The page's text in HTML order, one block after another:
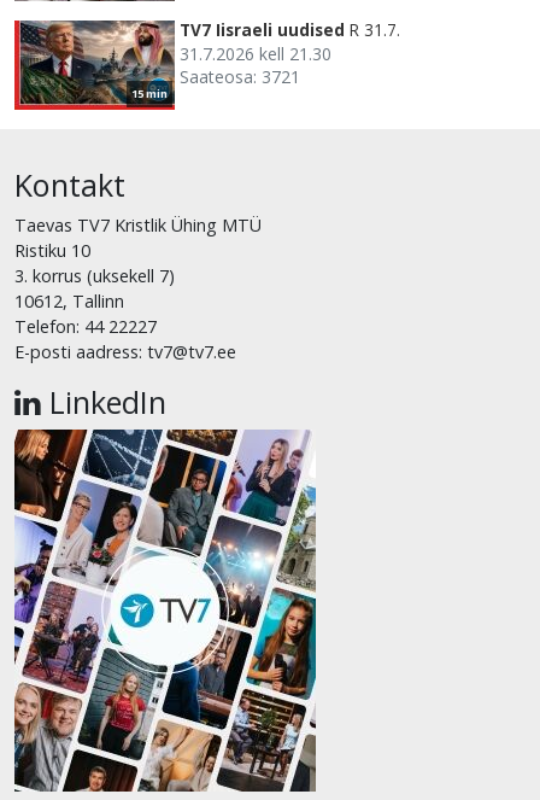
15 min
TV7 Iisraeli uudised R 31.7.
31.7.2026 kell 21.30
Saateosa: 3721
Kontakt
Taevas TV7 Kristlik Ühing MTÜ
Ristiku 10
3. korrus (uksekell 7)
10612, Tallinn
Telefon: 44 22227
E-posti aadress: tv7@tv7.ee
LinkedIn